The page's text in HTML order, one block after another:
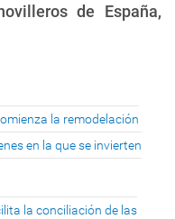
de España,
la remodelación
en la que se invierten
la conciliación de las